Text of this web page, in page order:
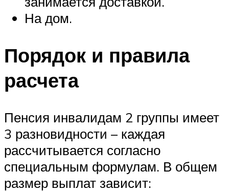
На дом.
Порядок и правила
расчета
Пенсия инвалидам 2 группы имеет
3 разновидности – каждая
рассчитывается согласно
специальным формулам. В общем
размер выплат зависит: